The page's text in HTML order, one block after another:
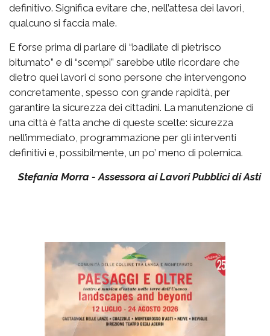
definitivo. Significa evitare che, nell’attesa dei lavori,
qualcuno si faccia male.
E forse prima di parlare di “badilate di pietrisco
bitumato” e di “scempi” sarebbe utile ricordare che
dietro quei lavori ci sono persone che intervengono
concretamente, spesso con grande rapidità, per
garantire la sicurezza dei cittadini. La manutenzione di
una città è fatta anche di queste scelte: sicurezza
nell’immediato, programmazione per gli interventi
definitivi e, possibilmente, un po’ meno di polemica.
Stefania Morra - Assessora ai Lavori Pubblici di Asti